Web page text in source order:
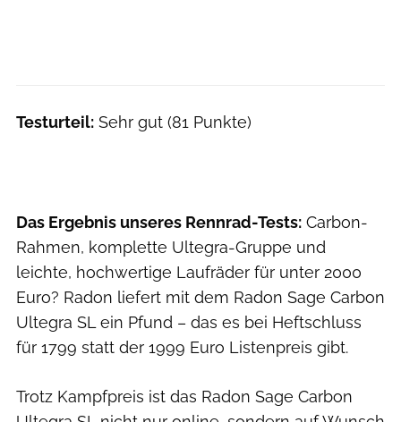
Testurteil: Sehr gut (81 Punkte)
Das Ergebnis unseres Rennrad-Tests: Carbon-
Rahmen, komplette Ultegra-Gruppe und
leichte, hochwertige Laufräder für unter 2000
Euro? Radon liefert mit dem Radon Sage Carbon
Ultegra SL ein Pfund – das es bei Heftschluss
für 1799 statt der 1999 Euro Listenpreis gibt.
Trotz Kampfpreis ist das Radon Sage Carbon